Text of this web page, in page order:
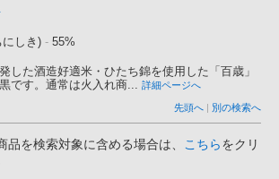
しき) - 55%
した酒造好適米・ひたち錦を使用した「百歳」
です。通常は火入れ商... 詳細ページへ
先頭へ | 別の検索へ
品を検索対象に含める場合は、 こちらをクリ